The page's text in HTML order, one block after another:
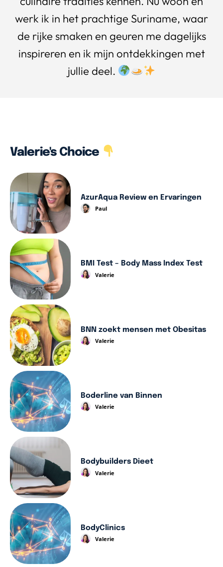
werk ik in het prachtige Suriname, waar
de rijke smaken en geuren me dagelijks
inspireren en ik mijn ontdekkingen met
jullie deel.
Valerie's Choice
AzurAqua Review en Ervaringen
Paul
BMI Test – Body Mass Index Test
Valerie
BNN zoekt mensen met Obesitas
Valerie
Boderline van Binnen
Valerie
Bodybuilders Dieet
Valerie
BodyClinics
Valerie